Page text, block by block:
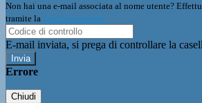
Non hai una e-mail associata al nome utente?
tramite la Login Spaggiari
E-mail inviata, si prega di controllare la
Errore
Chiudi